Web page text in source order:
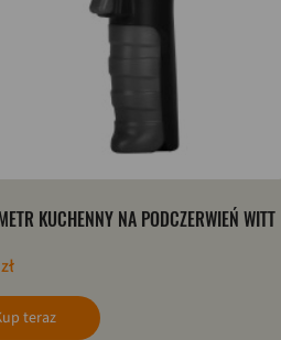
KUCHENNY NA PODCZERWIEŃ WITT
teraz